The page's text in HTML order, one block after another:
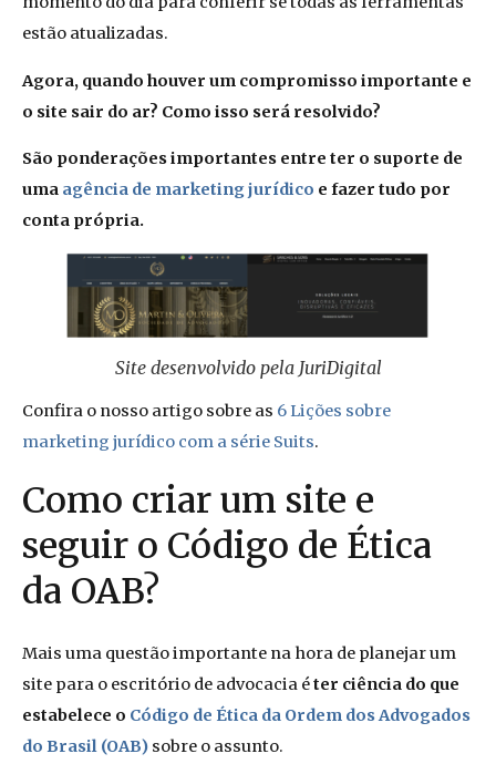
estão atualizadas.
Agora, quando houver um compromisso importante e
o site sair do ar? Como isso será resolvido?
São ponderações importantes entre ter o suporte de
uma agência de marketing jurídico e fazer tudo por
conta própria.
Site desenvolvido pela JuriDigital
Confira o nosso artigo sobre as 6 Lições sobre
marketing jurídico com a série Suits.
Como criar um site e
seguir o Código de Ética
da OAB?
Mais uma questão importante na hora de planejar um
site para o escritório de advocacia éter ciência do que
estabelece o Código de Ética da Ordem dos Advogados
do Brasil (OAB) sobre o assunto.